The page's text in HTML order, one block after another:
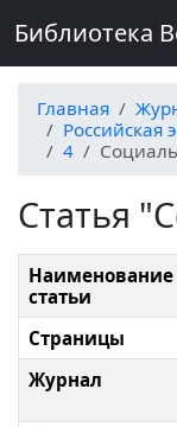
Библиотека
Главная
Российская
4
Статья
Наименование
статьи
Страницы
Журнал